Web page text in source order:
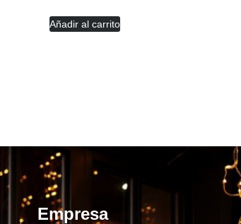
Añadir al carrito
Empresa